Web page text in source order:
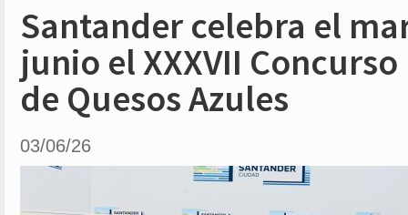
Santander celebra el
junio el XXXVII
de Quesos Azules
03/06/26